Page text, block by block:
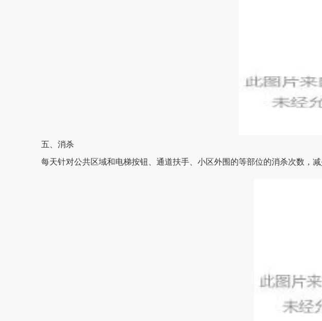
五、 消杀
每天针对公共区域和电梯按钮、通道扶手 、小区外围 的等部位的消杀次数，减